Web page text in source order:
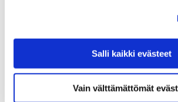
Salli kaikki evästeet
Vain välttämättömät
laskutusajankohtaa tammi-
vuokralaisille jää enemmän
vuokrat on aiemmin laskutettu
Muutoksella…